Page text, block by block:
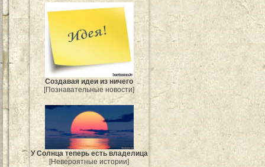
Создавая идеи из ничего
[Познавательные новости]
У Солнца теперь есть владелица
[Невероятные истории]